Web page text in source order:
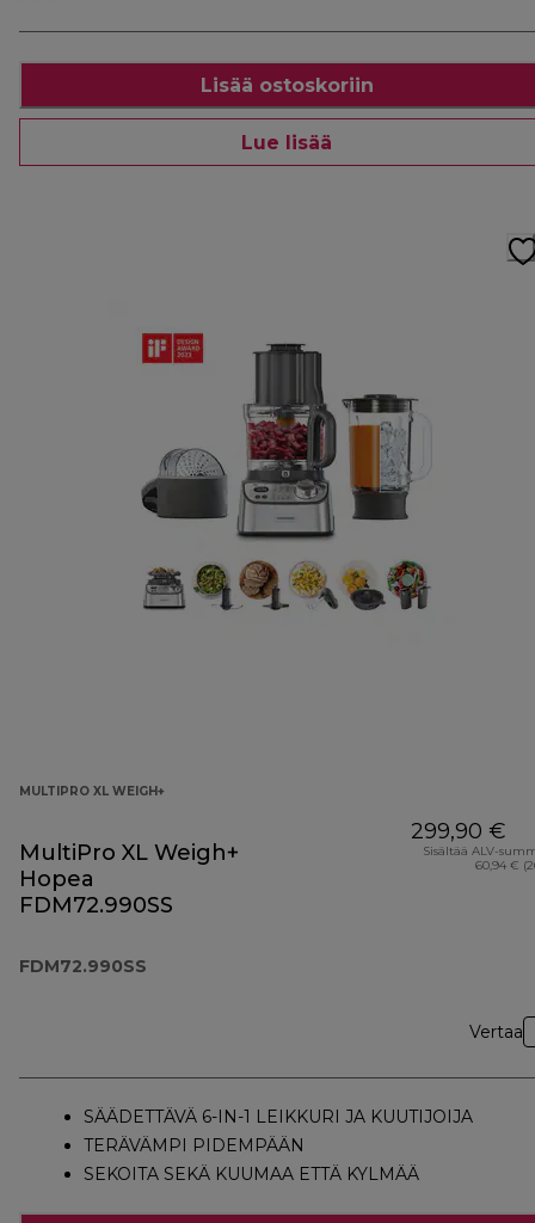
Lisää ostoskoriin
Lue lisää
MULTIPRO XL WEIGH+
MultiPro XL Weigh+
Hopea
FDM72.990SS
FDM72.990SS
299,90 €
Sisältää ALV-
60,94 €
Vertaa
SÄÄDETTÄVÄ 6-IN-1 LEIKKURI JA KUUTIJOIJA
TERÄVÄMPI PIDEMPÄÄN
SEKOITA SEKÄ KUUMAA ETTÄ KYLMÄÄ